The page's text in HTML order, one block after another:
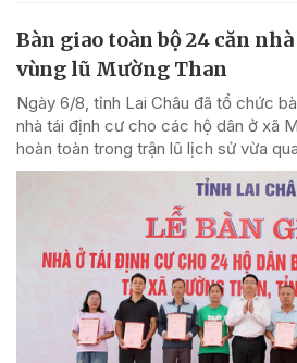
Bàn giao toàn bộ 24 căn
vùng lũ Mường Than
Ngày 6/8, tỉnh Lai Châu đã tổ chức
nhà tái định cư cho các hộ dân ở xã
hoàn toàn trong trận lũ lịch sử vừa